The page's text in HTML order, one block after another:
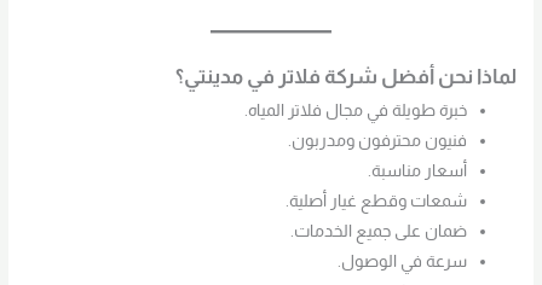
لماذا نحن أفضل شركة فلاتر في مدينتي؟
خبرة طويلة في مجال فلاتر المياه.
فنيون محترفون ومدربون.
أسعار مناسبة.
شمعات وقطع غيار أصلية.
ضمان على جميع الخدمات.
سرعة في الوصول.